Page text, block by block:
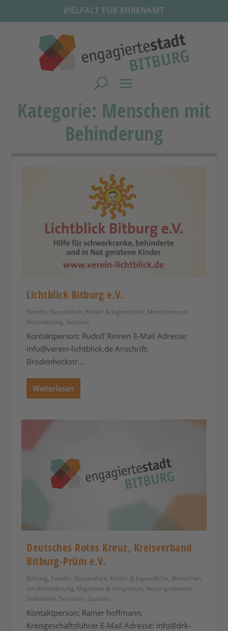
VIELFALT FÜR EHRENAMT
Kategorie: Menschen mit
Behinderung
Lichtblick Bitburg e.V.
Familie, Gesundheit, Kinder & Jugendliche, Menschen mit
Behinderung, Soziales
Kontaktperson: Rudolf Rinnen E-Mail Adresse:
info@verein-lichtblick.de Anschrift:
Brodenheckstr....
Weiterlesen
Deutsches Rotes Kreuz, Kreisverband
Bitburg-Prüm e.V.
Bildung, Familie, Gesundheit, Kinder & Jugendliche, Menschen
mit Behinderung, Migration & Integration, Rettungsdienste,
Selbsthilfe, Senioren, Soziales
Kontaktperson: Rainer hoffmann,
Kreisgeschäftsführer E-Mail Adresse: Info@drk-